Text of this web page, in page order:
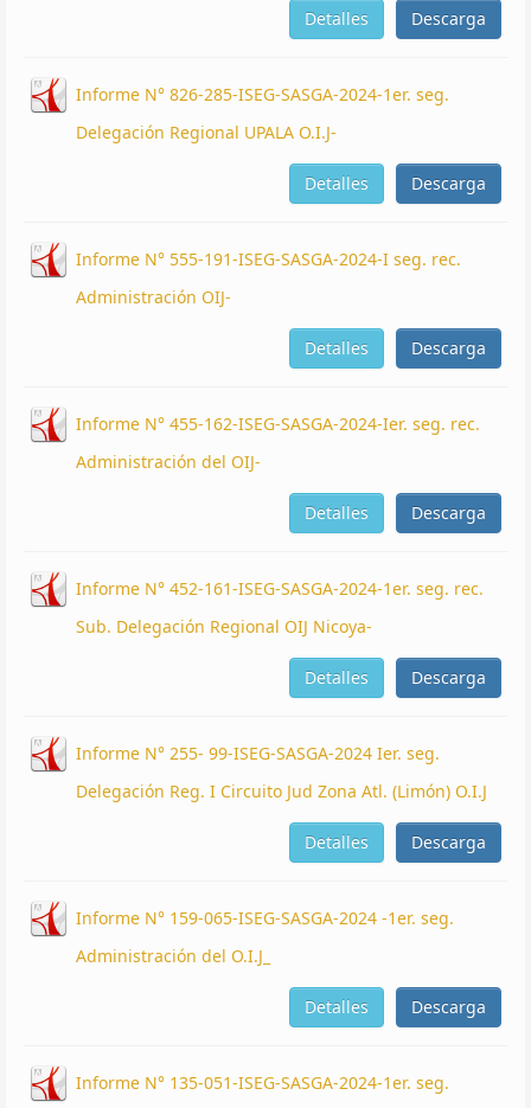
Descarga
Detalles
Informe N° 826-285-ISEG-SASGA-2024-1er. seg.
Delegación Regional UPALA O.I.J-
Descarga
Detalles
Informe N° 555-191-ISEG-SASGA-2024-I seg. rec.
Administración OIJ-
Descarga
Detalles
Informe N° 455-162-ISEG-SASGA-2024-Ier. seg. rec.
Administración del OIJ-
Descarga
Detalles
Informe N° 452-161-ISEG-SASGA-2024-1er. seg. rec.
Sub. Delegación Regional OIJ Nicoya-
Descarga
Detalles
Informe N° 255- 99-ISEG-SASGA-2024 Ier. seg.
Delegación Reg. I Circuito Jud Zona Atl. (Limón) O.I.J
Descarga
Detalles
Informe N° 159-065-ISEG-SASGA-2024 -1er. seg.
Administración del O.I.J_
Descarga
Detalles
Informe N° 135-051-ISEG-SASGA-2024-1er. seg.